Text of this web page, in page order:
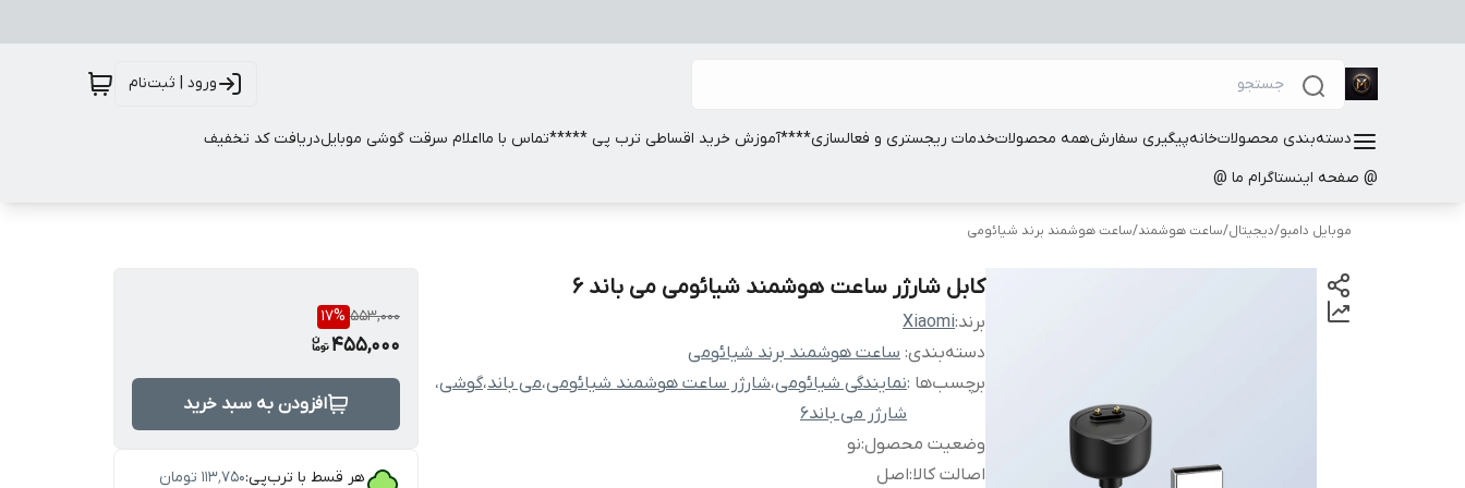
ورود | ثبت‌نام
دسته‌بندی محصولاتخانهپیگیری سفارشهمه محصولاتخدمات ریجستری و فعالسازی****آموزش خرید اقساطی ترب پی *****تماس با مااعلام سرقت گوشی موبایلدریافت کد تخفیف
@ صفحه اینستاگرام ما @
موبایل دامبو/دیجیتال/ساعت هوشمند/ساعت هوشمند برند شیائومی
کابل شارژر ساعت هوشمند شیائومی می باند 6
برند:Xiaomi
دسته‌بندی: ساعت هوشمند برند شیائومی
برچسب‌ها :نمایندگی شیائومی،شارژر ساعت هوشمند شیائومی،می باند،گوشی،
شارژر می باند6
وضعیت محصول:نو
اصالت کالا:اصل
553,000
17%
455,000
افزودن به سبد خرید
هر قسط با ترب‌پی:۱۱۳٬۷۵۰ تومان